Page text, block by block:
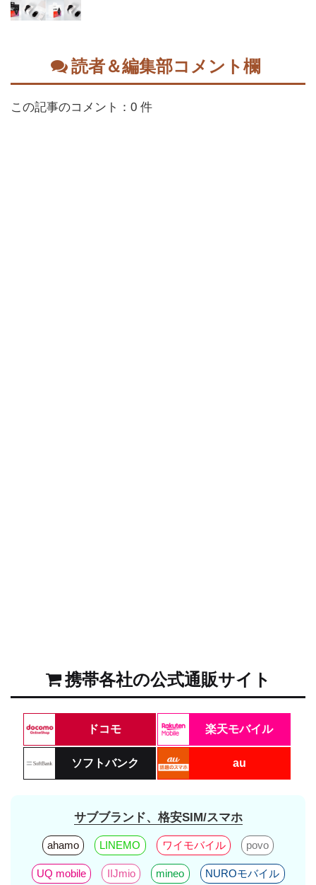
読者＆編集部コメント欄
この記事のコメント：0 件
携帯各社の公式通販サイト
ドコモ 楽天モバイル
ソフトバンク au
サブブランド、格安SIM/スマホ
ahamo LINEMO ワイモバイル povo
UQ mobile IIJmio mineo NUROモバイル